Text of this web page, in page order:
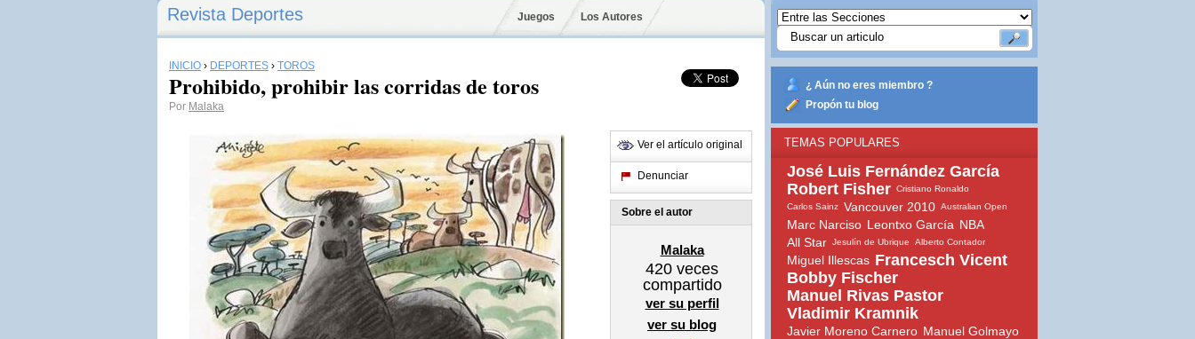
Revista Deportes Juegos Los Autores
INICIO › DEPORTES › TOROS
Prohibido, prohibir las corridas de toros
Por Malaka
Ver el artículo original
Denunciar
Sobre el autor
Malaka
420 veces
compartido
ver su perfil
ver su blog
¿ Aún no eres miembro ?
Propón tu blog
TEMAS POPULARES
José Luis Fernández García
Robert Fisher Cristiano Ronaldo
Carlos Sainz Vancouver 2010 Australian Open
Marc Narciso Leontxo García NBA
All Star Jesulín de Ubrique Alberto Contador
Miguel Illescas Francesch Vicent
Bobby Fischer
Manuel Rivas Pastor
Vladimir Kramnik
Javier Moreno Carnero Manuel Golmayo